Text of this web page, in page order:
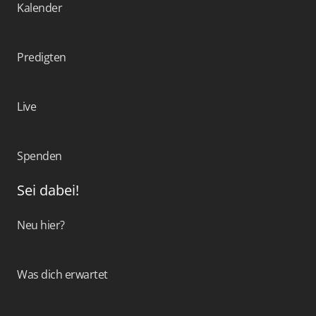
Kalender
Predigten
Live
Spenden
Sei dabei!
Neu hier?
Was dich erwartet